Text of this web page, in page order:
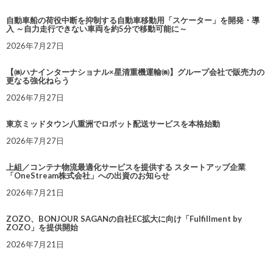
自動車船の荷役中断を抑制する自動車移動用「スケーター」を開発・導
入 ～自力走行できない車両を約5分で移動可能に～
2026年7月27日
【㈱ハナインターナショナル×星清重機運輸㈱】グループ会社で販売力の
更なる強化ねらう
2026年7月27日
東京ミッドタウン八重洲でロボット配送サービスを本格始動
2026年7月27日
上組／コンテナ物流最適化サービスを提供する スタートアップ企業
「OneStream株式会社」への出資のお知らせ
2026年7月21日
ZOZO、BONJOUR SAGANの自社EC拡大に向け「Fulfillment by
ZOZO」を提供開始
2026年7月21日